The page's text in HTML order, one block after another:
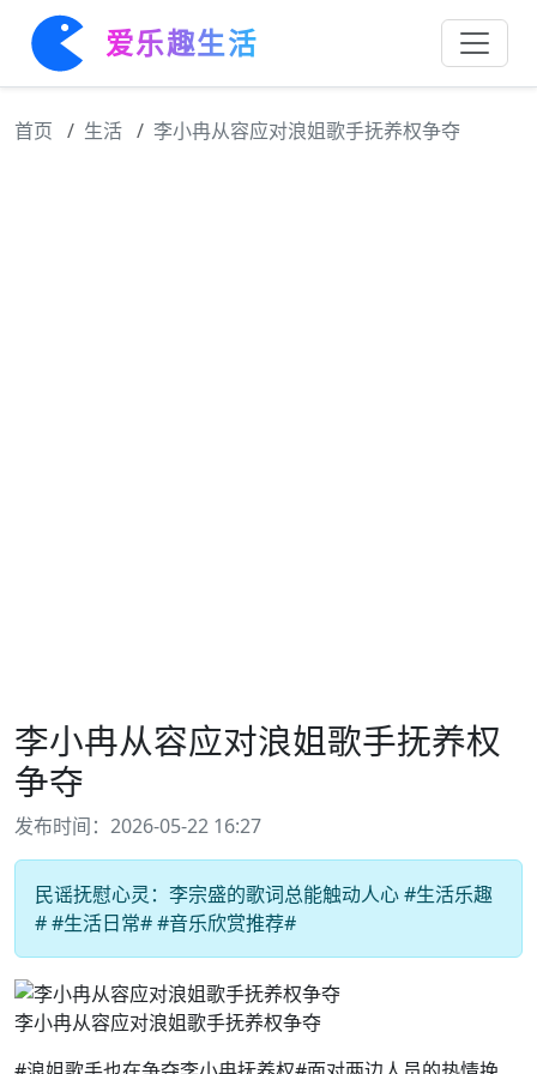
爱乐趣生活
首页 生活 李小冉从容应对浪姐歌手抚养权争夺
李小冉从容应对浪姐歌手抚养权
争夺
发布时间：2026-05-22 16:27
民谣抚慰心灵：李宗盛的歌词总能触动人心 #生活乐趣
# #生活日常# #音乐欣赏推荐#
李小冉从容应对浪姐歌手抚养权争夺